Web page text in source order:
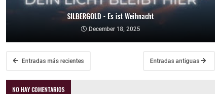
SILBERGOLD - Es ist Weihnacht
December 18, 2025
Entradas más recientes Entradas antiguas
NO HAY COMENTARIOS